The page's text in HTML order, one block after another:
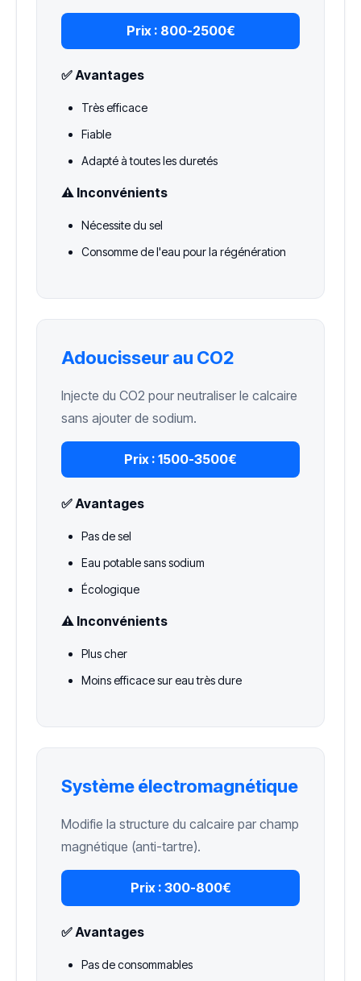
Prix : 800-2500€
✅ Avantages
Très efficace
Fiable
Adapté à toutes les duretés
⚠️ Inconvénients
Nécessite du sel
Consomme de l'eau pour la régénération
Adoucisseur au CO2
Injecte du CO2 pour neutraliser le calcaire
sans ajouter de sodium.
Prix : 1500-3500€
✅ Avantages
Pas de sel
Eau potable sans sodium
Écologique
⚠️ Inconvénients
Plus cher
Moins efficace sur eau très dure
Système électromagnétique
Modifie la structure du calcaire par champ
magnétique (anti-tartre).
Prix : 300-800€
✅ Avantages
Pas de consommables